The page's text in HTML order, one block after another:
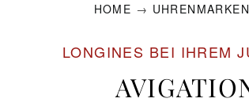
HOME → UHRENMARKEN
LONGINES BEI IHREM